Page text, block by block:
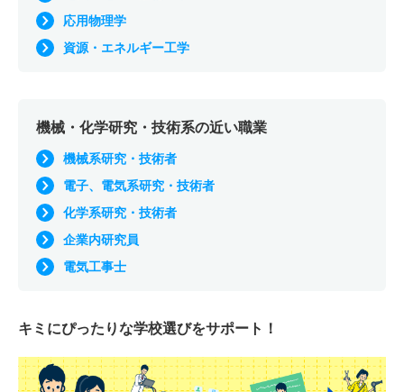
応用物理学
資源・エネルギー工学
機械・化学研究・技術系の近い職業
機械系研究・技術者
電子、電気系研究・技術者
化学系研究・技術者
企業内研究員
電気工事士
キミにぴったりな学校選びをサポート！